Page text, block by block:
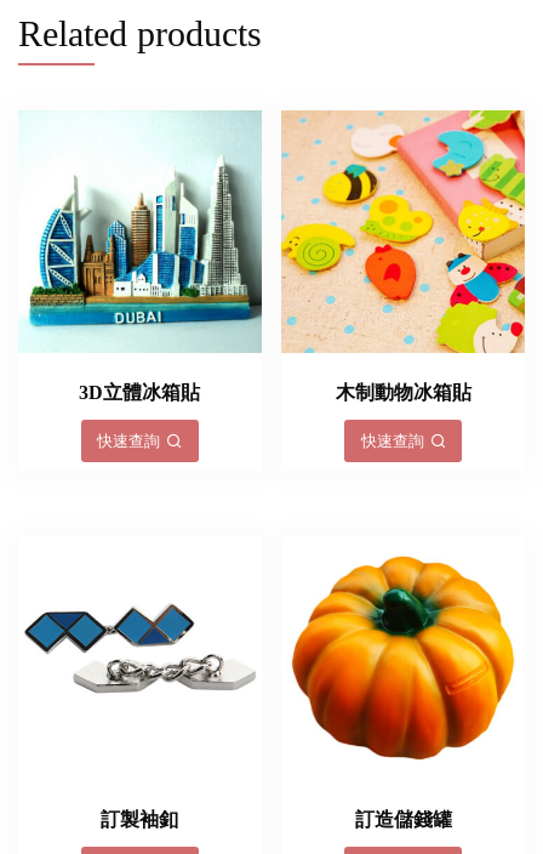
Related products
3D立體冰箱貼
快速查詢
木制動物冰箱貼
快速查詢
訂製袖釦 訂造儲錢罐